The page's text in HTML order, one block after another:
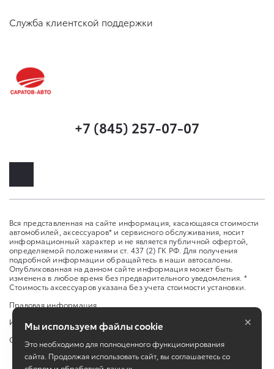
Служба клиентской поддержки
+7 (845) 257-07-07
Вся представленная на сайте информация, касающаяся стоимости
автомобилей, аксессуаров* и сервисного обслуживания, носит
информационный характер и не является публичной офертой,
определяемой положениями ст. 437 (2) ГК РФ. Для получения
подробной информации обращайтесь в наши автосалоны.
Опубликованная на данном сайте информация может быть
изменена в любое время без предварительного уведомления. *
Стоимость аксессуаров указана без учета стоимости установки.
Правовая информация
Изменить настройку cookies
Сбросить cookie
Мы используем файлы cookie
Это необходимо для полноценного функционирования
сайта. Продолжая использовать сайт, вы соглашаетесь со
×